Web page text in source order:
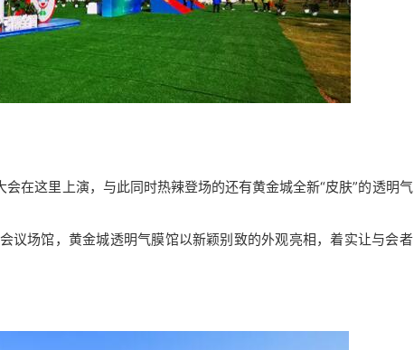
在这里上演，与此同时热辣登场的还有黄金城全新“皮肤”的透明气
议场馆，黄金城透明气膜馆以新颖别致的外观亮相，着实让与会者